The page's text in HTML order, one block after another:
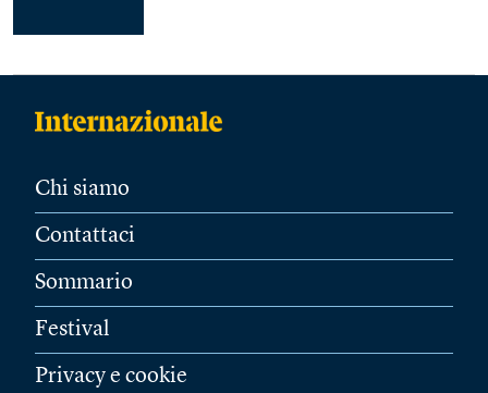
Chi siamo
Contattaci
Sommario
Festival
Privacy e cookie